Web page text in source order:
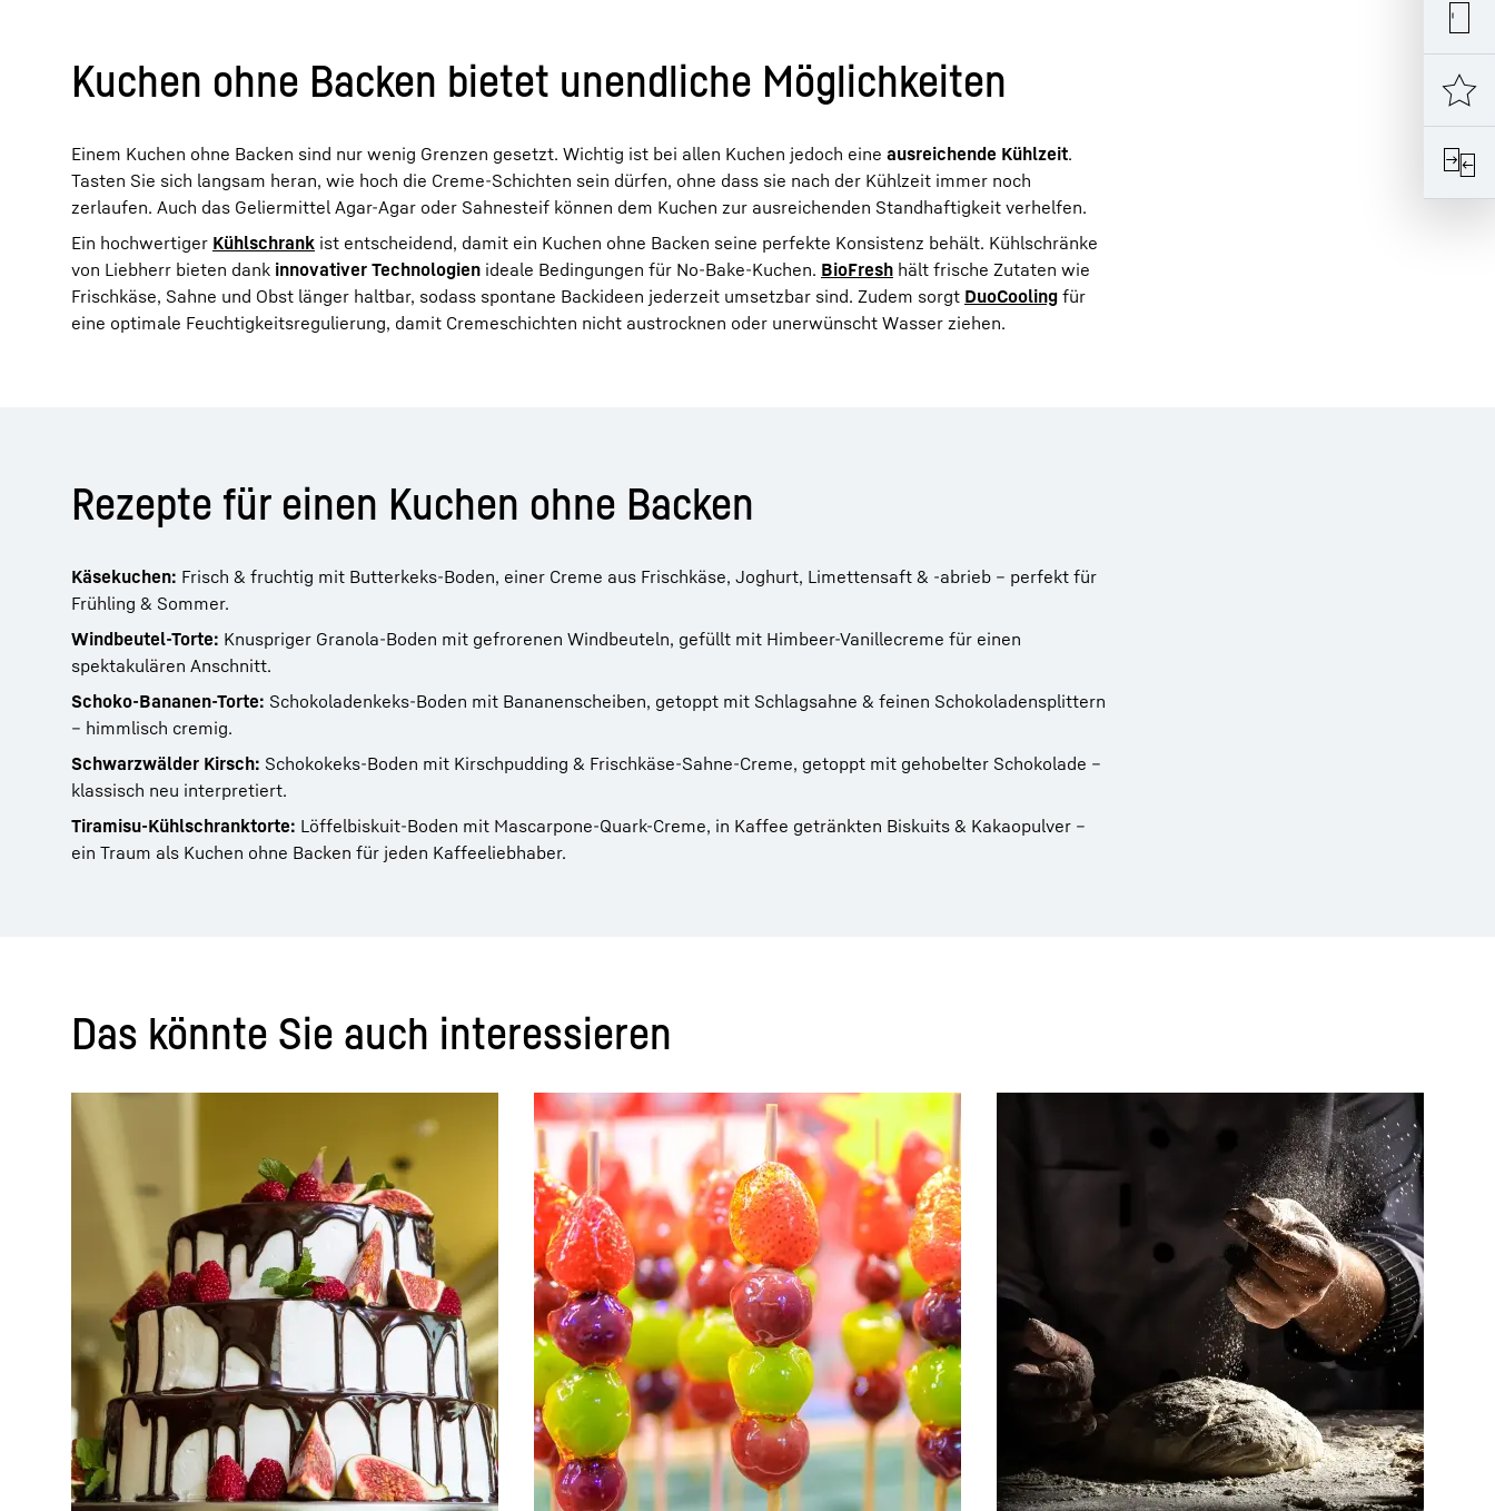
Kuchen ohne Backen bietet unendliche Möglichkeiten
Einem Kuchen ohne Backen sind nur wenig Grenzen gesetzt. Wichtig ist bei allen Kuchen jedoch eine ausreichende Kühlzeit.
Tasten Sie sich langsam heran, wie hoch die Creme-Schichten sein dürfen, ohne dass sie nach der Kühlzeit immer noch
zerlaufen. Auch das Geliermittel Agar-Agar oder Sahnesteif können dem Kuchen zur ausreichenden Standhaftigkeit verhelfen.
Ein hochwertiger Kühlschrank ist entscheidend, damit ein Kuchen ohne Backen seine perfekte Konsistenz behält. Kühlschränke
von Liebherr bieten dank innovativer Technologien ideale Bedingungen für No-Bake-Kuchen. BioFresh hält frische Zutaten wie
Frischkäse, Sahne und Obst länger haltbar, sodass spontane Backideen jederzeit umsetzbar sind. Zudem sorgt DuoCooling für
eine optimale Feuchtigkeitsregulierung, damit Cremeschichten nicht austrocknen oder unerwünscht Wasser ziehen.
Rezepte für einen Kuchen ohne Backen
Käsekuchen: Frisch & fruchtig mit Butterkeks-Boden, einer Creme aus Frischkäse, Joghurt, Limettensaft & -abrieb – perfekt für
Frühling & Sommer.
Windbeutel-Torte: Knuspriger Granola-Boden mit gefrorenen Windbeuteln, gefüllt mit Himbeer-Vanillecreme für einen
spektakulären Anschnitt.
Schoko-Bananen-Torte: Schokoladenkeks-Boden mit Bananenscheiben, getoppt mit Schlagsahne & feinen Schokoladensplittern
– himmlisch cremig.
Schwarzwälder Kirsch: Schokokeks-Boden mit Kirschpudding & Frischkäse-Sahne-Creme, getoppt mit gehobelter Schokolade –
klassisch neu interpretiert.
Tiramisu-Kühlschranktorte: Löffelbiskuit-Boden mit Mascarpone-Quark-Creme, in Kaffee getränkten Biskuits & Kakaopulver –
ein Traum als Kuchen ohne Backen für jeden Kaffeeliebhaber.
Das könnte Sie auch interessieren